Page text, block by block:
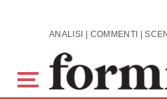
Skip to main content